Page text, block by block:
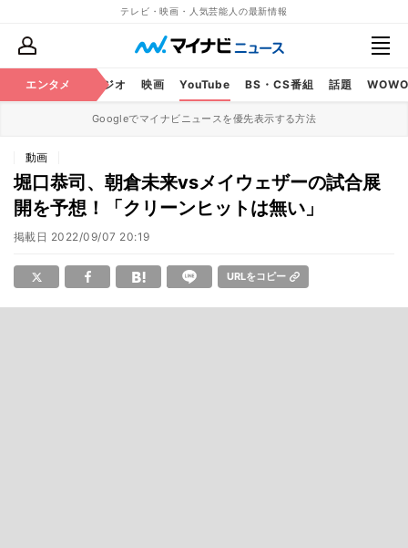
テレビ・映画・人気芸能人の最新情報
エンタメ
テレビ ラジオ 映画 YouTube BS・CS番組 話題
Googleでマイナビニュースを優先表示する方法
動画
堀口恭司、朝倉未来vsメイウェザーの試合展
開を予想！「クリーンヒットは無い」
掲載日 2022/09/07 20:19
URLをコピー